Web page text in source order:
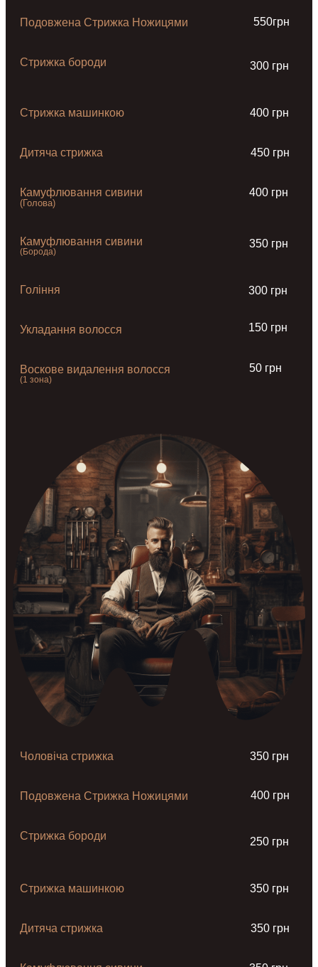
Подовжена Стрижка Ножицями 550грн
Стрижка бороди 300 грн
Стрижка машинкою 400 грн
Дитяча стрижка 450 грн
Камуфлювання сивини
(Голова)
400 грн
Камуфлювання сивини
(Борода)
350 грн
Гоління 300 грн
Укладання волосся 150 грн
Воскове видалення волосся
(1 зона)
50 грн
Чоловіча стрижка 350 грн
Подовжена Стрижка Ножицями 400 грн
Стрижка бороди 250 грн
Стрижка машинкою 350 грн
Дитяча стрижка 350 грн